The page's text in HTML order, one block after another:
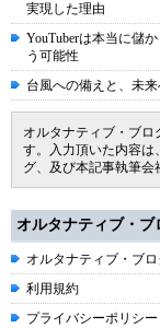
実現した理由
YouTuberは本当に儲
う可能性
台風への備えと、未来
オルタナティブ・ブロ
す。入力頂いた内容は
グ、及び本記事執筆会
オルタナティブ・ブ
オルタナティブ・ブ
利用規約
プライバシーポリシー